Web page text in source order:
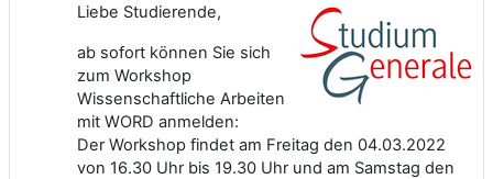
Liebe Studierende,
ab sofort können Sie sich
zum Workshop
Wissenschaftliche Arbeiten
mit WORD anmelden:
Der Workshop findet am Freitag den 04.03.2022
von 16.30 Uhr bis 19.30 Uhr und am Samstag den